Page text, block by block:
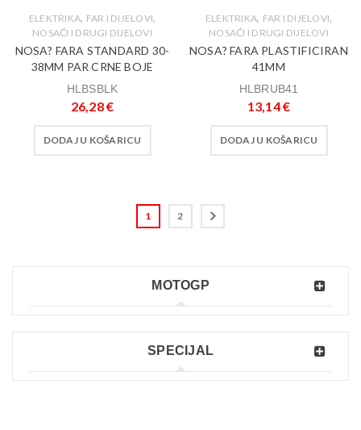
MOTOGP
SPECIJAL
ELEKTRIKA, FAR I DIJELOVI,
NOSAĆI I DRUGI DIJELOVI
NOSA? FARA STANDARD 30-
38MM PAR CRNE BOJE
HLBSBLK
26,28€
DODAJ U KOŠARICU
ELEKTRIKA, FAR I DIJELOVI,
NOSAĆI I DRUGI DIJELOVI
NOSA? FARA PLASTIFICIRAN
41MM
HLBRUB41
13,14€
DODAJ U KOŠARICU
1 2